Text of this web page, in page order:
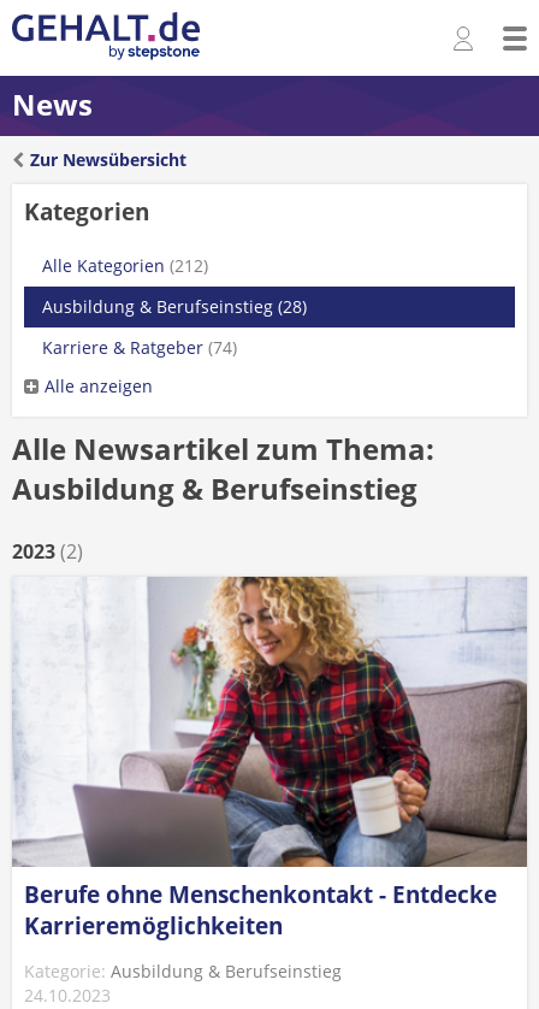
News
Zur Newsübersicht
Kategorien
Alle Kategorien (212)
Ausbildung & Berufseinstieg (28)
Karriere & Ratgeber (74)
Alle anzeigen
Alle Newsartikel zum Thema:
Ausbildung & Berufseinstieg
2023(2)
Berufe ohne Menschenkontakt - Entdecke
Karrieremöglichkeiten
Kategorie: Ausbildung & Berufseinstieg
24.10.2023